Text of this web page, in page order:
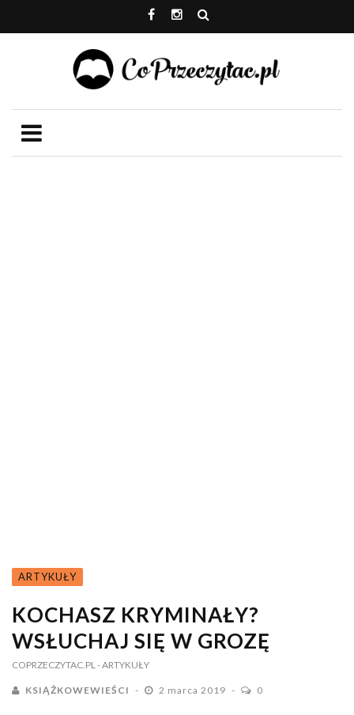
ARTYKUŁY
KOCHASZ KRYMINAŁY?
WSŁUCHAJ SIĘ W GROZĘ
COPRZECZYTAC.PL - ARTYKUŁY
KSIĄŻKOWEWIEŚCI 2 marca 2019 0